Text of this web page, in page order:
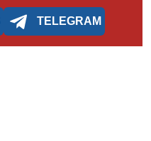
TELEGRAM